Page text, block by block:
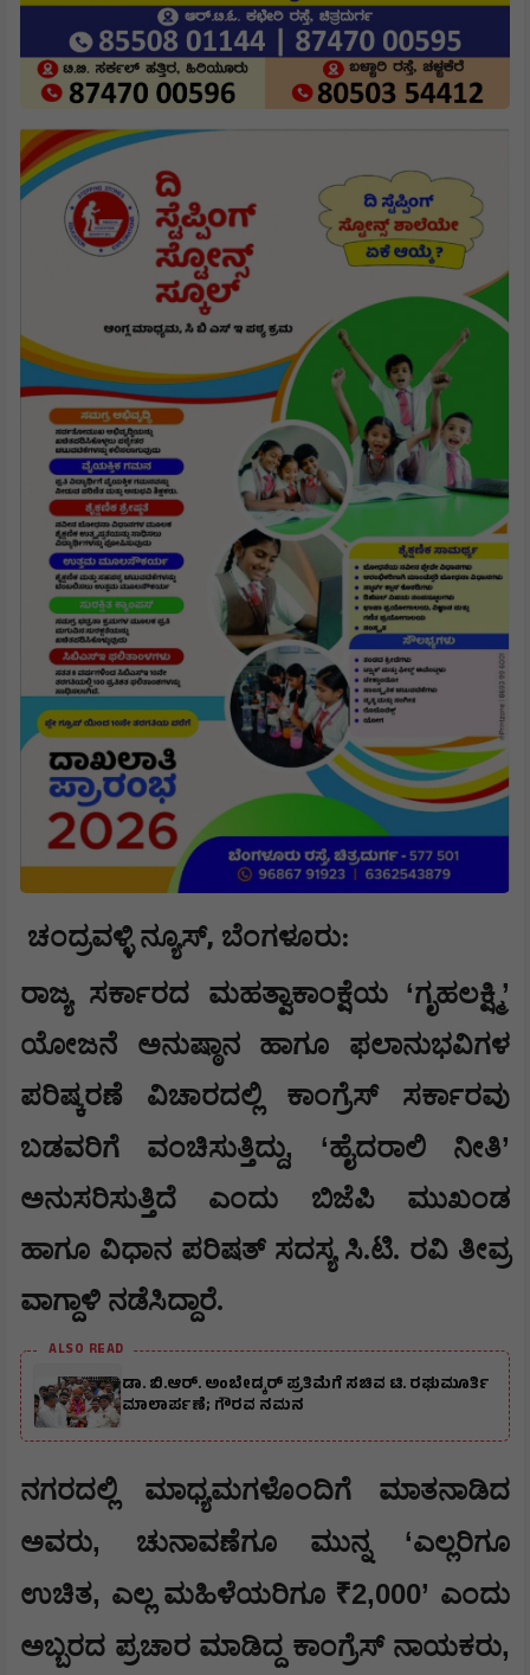
ಚಂದ್ರವಳ್ಳಿ ನ್ಯೂಸ್, ​ಬೆಂಗಳೂರು:
ರಾಜ್ಯ ಸರ್ಕಾರದ ಮಹತ್ವಾಕಾಂಕ್ಷೆಯ ‘ಗೃಹಲಕ್ಷ್ಮಿ’
ಯೋಜನೆ ಅನುಷ್ಠಾನ ಹಾಗೂ ಫಲಾನುಭವಿಗಳ
ಪರಿಷ್ಕರಣೆ ವಿಚಾರದಲ್ಲಿ ಕಾಂಗ್ರೆಸ್ ಸರ್ಕಾರವು
ಬಡವರಿಗೆ ವಂಚಿಸುತ್ತಿದ್ದು, ‘ಹೈದರಾಲಿ ನೀತಿ’
ಅನುಸರಿಸುತ್ತಿದೆ ಎಂದು ಬಿಜೆಪಿ ಮುಖಂಡ
ಹಾಗೂ ವಿಧಾನ ಪರಿಷತ್ ಸದಸ್ಯ ಸಿ.ಟಿ. ರವಿ ತೀವ್ರ
ವಾಗ್ದಾಳಿ ನಡೆಸಿದ್ದಾರೆ.
ALSO READ
ಡಾ. ಬಿ.ಆರ್. ಅಂಬೇಡ್ಕರ್ ಪ್ರತಿಮೆಗೆ ಸಚಿವ ಟಿ. ರಘುಮೂರ್ತಿ
ಮಾಲಾರ್ಪಣೆ; ಗೌರವ ನಮನ
​ನಗರದಲ್ಲಿ ಮಾಧ್ಯಮಗಳೊಂದಿಗೆ ಮಾತನಾಡಿದ
ಅವರು, ಚುನಾವಣೆಗೂ ಮುನ್ನ ‘ಎಲ್ಲರಿಗೂ
ಉಚಿತ, ಎಲ್ಲ ಮಹಿಳೆಯರಿಗೂ ₹2,000’ ಎಂದು
ಅಬ್ಬರದ ಪ್ರಚಾರ ಮಾಡಿದ್ದ ಕಾಂಗ್ರೆಸ್ ನಾಯಕರು,